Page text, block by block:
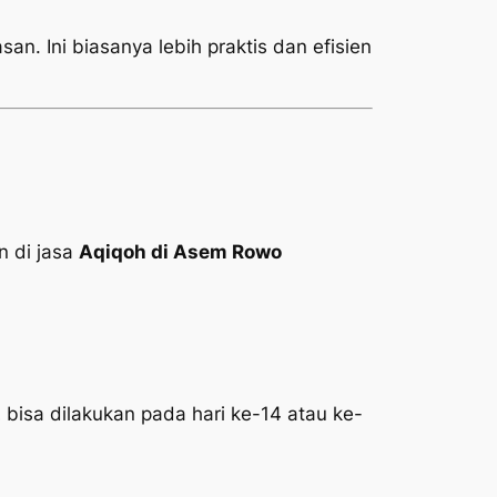
Ini biasanya lebih praktis dan efisien
di jasa Aqiqoh di Asem Rowo
dilakukan pada hari ke-14 atau ke-